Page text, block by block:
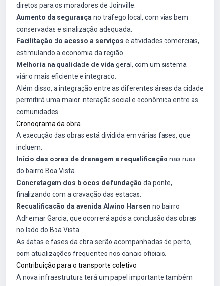
diretos para os moradores de Joinville:
Aumento da segurança no tráfego local, com vias bem
conservadas e sinalização adequada.
Facilitação do acesso a serviços e atividades comerciais,
estimulando a economia da região.
Melhoria na qualidade de vida geral, com um sistema
viário mais eficiente e integrado.
Além disso, a integração entre as diferentes áreas da cidade
permitirá uma maior interação social e econômica entre as
comunidades.
Cronograma da obra
A execução das obras está dividida em várias fases, que
incluem:
Início das obras de drenagem e requalificação nas ruas
do bairro Boa Vista.
Concretagem dos blocos de fundação da ponte,
finalizando com a cravação das estacas.
Requalificação da avenida Alwino Hansen no bairro
Adhemar Garcia, que ocorrerá após a conclusão das obras
no lado do Boa Vista.
As datas e fases da obra serão acompanhadas de perto,
com atualizações frequentes nos canais oficiais.
Contribuição para o transporte coletivo
A nova infraestrutura terá um papel importante também